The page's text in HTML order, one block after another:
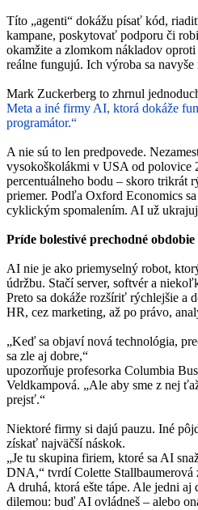
Títo „agenti“ dokážu písať kód,
kampane, poskytovať podporu či
okamžite a zlomkom nákladov
reálne fungujú. Ich výroba sa navyše
Mark Zuckerberg to zhrnul
Meta a iné firmy AI, ktorá dokáže
programátor.“
A nie sú to len predpovede.
vysokoškolákmi v USA od polovice
percentuálneho bodu – skoro trikrát
priemer. Podľa Oxford Economics
cyklickým spomalením. AI už
Príde bolestivé prechodné obdobie
AI nie je ako priemyselný robot,
údržbu. Stačí server, softvér a
Preto sa dokáže rozšíriť rýchlejšie a
HR, cez marketing, až po právo,
„Keď sa objaví nová technológia,
sa zle aj dobre,“
upozorňuje profesorka Columbia
Veldkampová. „Ale aby sme z nej
prejsť.“
Niektoré firmy si dajú pauzu. Iné
získať najväčší náskok.
„Je tu skupina firiem, ktoré sa AI
DNA,“ tvrdí Colette Stallbaumerová
A druhá, ktorá ešte tápe. Ale jedni aj
dilemou: buď AI ovládneš – alebo